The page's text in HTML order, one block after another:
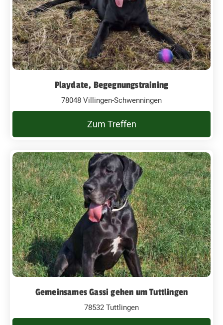
Playdate, Begegnungstraining
78048 Villingen-Schwenningen
Zum Treffen
Gemeinsames Gassi gehen um Tuttlingen
78532 Tuttlingen